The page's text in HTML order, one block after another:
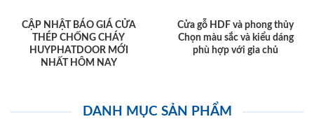
CẬP NHẬT BÁO GIÁ CỬA
THÉP CHỐNG CHÁY
HUYPHATDOOR MỚI
NHẤT HÔM NAY
Cửa gỗ HDF và phong thủy
Chọn màu sắc và kiểu dáng
phù hợp với gia chủ
DANH MỤC SẢN PHẨM